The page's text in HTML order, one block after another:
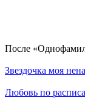
По­сле
Звездочка моя
Любовь по